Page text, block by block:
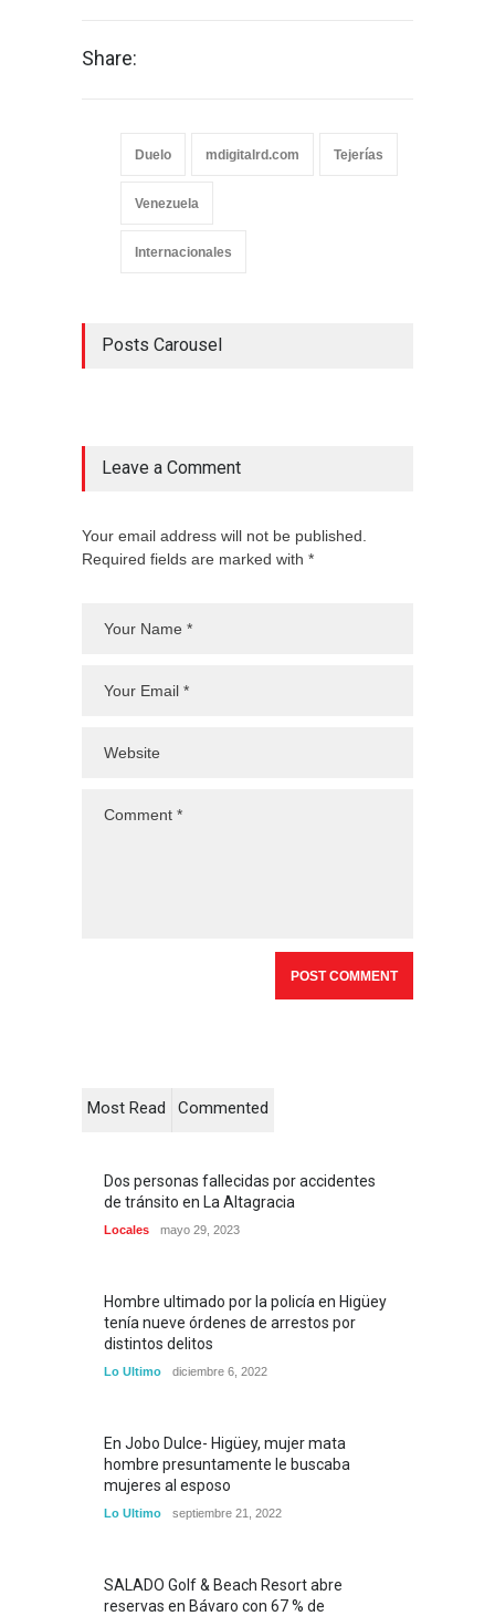
Share:
Duelo mdigitalrd.com Tejerías
Venezuela
Internacionales
Posts Carousel
Leave a Comment
Your email address will not be published.
Required fields are marked with *
Most Read Commented
Dos personas fallecidas por accidentes
de tránsito en La Altagracia
Locales mayo 29, 2023
Hombre ultimado por la policía en Higüey
tenía nueve órdenes de arrestos por
distintos delitos
Lo Ultimo diciembre 6, 2022
En Jobo Dulce- Higüey, mujer mata
hombre presuntamente le buscaba
mujeres al esposo
Lo Ultimo septiembre 21, 2022
SALADO Golf & Beach Resort abre
reservas en Bávaro con 67 % de